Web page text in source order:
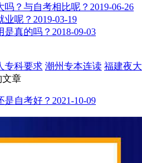
吗？与自考相比呢？ 2019-06-26
业呢？ 2019-03-19
是真的吗？ 2018-09-03
专科要求 潮州专本连读 福建夜大
文章
是自考好？ 2021-10-09